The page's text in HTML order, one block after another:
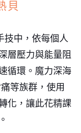
貝
中，依每個人
層壓力與能量阻
循環。魔力深海
等族群，使用
化，讓此花精課